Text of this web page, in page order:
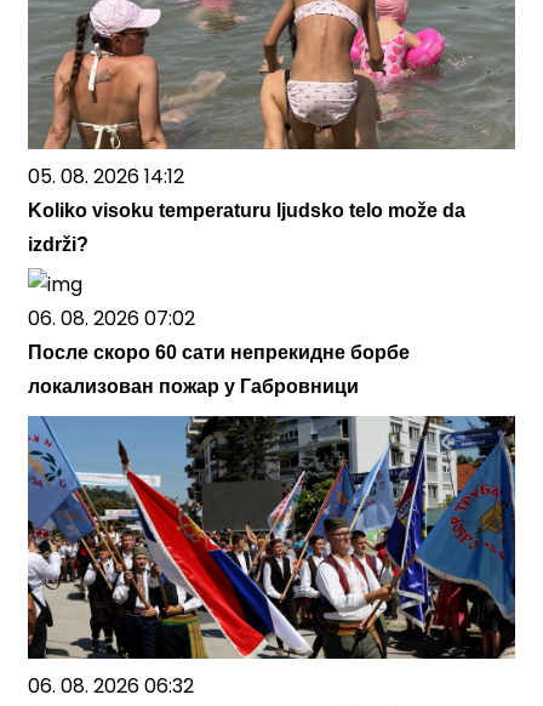
05. 08. 2026 14:12
Koliko visoku temperaturu ljudsko telo može da
izdrži?
06. 08. 2026 07:02
После скоро 60 сати непрекидне борбе
локализован пожар у Габровници
06. 08. 2026 06:32